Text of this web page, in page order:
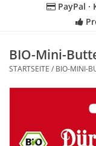
Kräuter
PayPal ·
BIO-Mini-
STARTSEITE / BIO-MINI-